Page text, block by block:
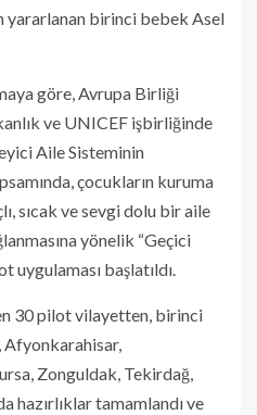
yararlanan birinci bebek Asel
göre, Avrupa Birliği
ve UNICEF işbirliğinde
Aile Sisteminin
çocukların kuruma
sıcak ve sevgi dolu bir aile
yönelik “Geçici
başlatıldı.
30 pilot vilayetten, birinci
Zonguldak, Tekirdağ,
hazırlıklar tamamlandı ve